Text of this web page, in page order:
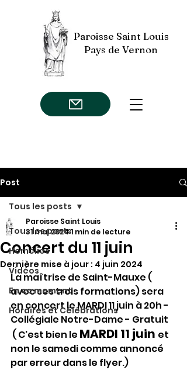
Paroisse Saint Louis
Pays de Vernon
Post
Tous les posts
Homélies
Vidéos
En ce moment
Horaires et Célébrations
Tous les posts
Concert du 11 juin
Paroisse Saint Louis
31 mai 20241 min de lecture
Dernière mise à jour : 4 juin 2024
La maîtrise de Saint-Mauxe (
avec ses trois formations) sera
en concert le MARDI 11 juin à 20h -
Collégiale Notre-Dame - Gratuit
( C'est bien le MARDI 11 juin et
non le samedi comme annoncé
par erreur dans le flyer.)